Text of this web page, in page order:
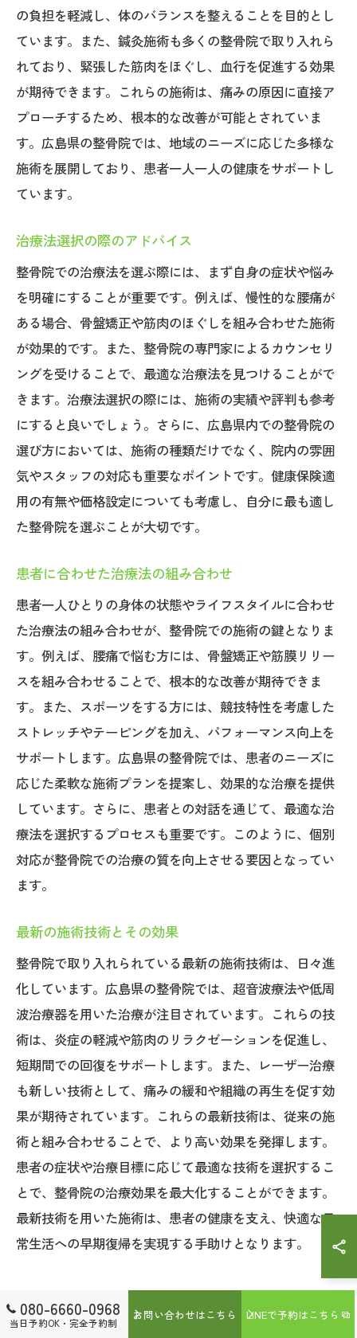
の負担を軽減し、体のバランスを整えることを目的とし
ています。また、鍼灸施術も多くの整骨院で取り入れら
れており、緊張した筋肉をほぐし、血行を促進する効果
が期待できます。これらの施術は、痛みの原因に直接ア
プローチするため、根本的な改善が可能とされていま
す。広島県の整骨院では、地域のニーズに応じた多様な
施術を展開しており、患者一人一人の健康をサポートし
ています。
治療法選択の際のアドバイス
整骨院での治療法を選ぶ際には、まず自身の症状や悩み
を明確にすることが重要です。例えば、慢性的な腰痛が
ある場合、骨盤矯正や筋肉のほぐしを組み合わせた施術
が効果的です。また、整骨院の専門家によるカウンセリ
ングを受けることで、最適な治療法を見つけることがで
きます。治療法選択の際には、施術の実績や評判も参考
にすると良いでしょう。さらに、広島県内での整骨院の
選び方においては、施術の種類だけでなく、院内の雰囲
気やスタッフの対応も重要なポイントです。健康保険適
用の有無や価格設定についても考慮し、自分に最も適し
た整骨院を選ぶことが大切です。
患者に合わせた治療法の組み合わせ
患者一人ひとりの身体の状態やライフスタイルに合わせ
た治療法の組み合わせが、整骨院での施術の鍵となりま
す。例えば、腰痛で悩む方には、骨盤矯正や筋膜リリー
スを組み合わせることで、根本的な改善が期待できま
す。また、スポーツをする方には、競技特性を考慮した
ストレッチやテーピングを加え、パフォーマンス向上を
サポートします。広島県の整骨院では、患者のニーズに
応じた柔軟な施術プランを提案し、効果的な治療を提供
しています。さらに、患者との対話を通じて、最適な治
療法を選択するプロセスも重要です。このように、個別
対応が整骨院での治療の質を向上させる要因となってい
ます。
最新の施術技術とその効果
整骨院で取り入れられている最新の施術技術は、日々進
化しています。広島県の整骨院では、超音波療法や低周
波治療器を用いた治療が注目されています。これらの技
術は、炎症の軽減や筋肉のリラクゼーションを促進し、
短期間での回復をサポートします。また、レーザー治療
も新しい技術として、痛みの緩和や組織の再生を促す効
果が期待されています。これらの最新技術は、従来の施
術と組み合わせることで、より高い効果を発揮します。
患者の症状や治療目標に応じて最適な技術を選択するこ
とで、整骨院の治療効果を最大化することができます。
最新技術を用いた施術は、患者の健康を支え、快適な日
常生活への早期復帰を実現する手助けとなります。
広島県で整骨院を選ぶ際の治療法に
080-6660-0968
当日予約OK・完全予約制
お問い合わせはこちら LINEで予約はこちら